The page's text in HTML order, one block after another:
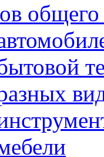
общего